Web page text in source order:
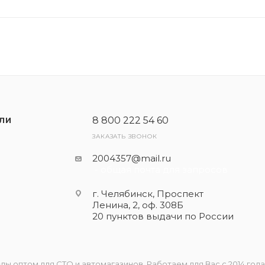
8 800 222 54 60
ЗАКАЗАТЬ ЗВОНОК
2004357@mail.ru
г. Челябинск, Проспект
Ленина, 2, оф. 308Б
20 пунктов выдачи по России